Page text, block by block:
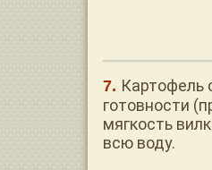
Картофель
готовности
мягкость
всю воду.